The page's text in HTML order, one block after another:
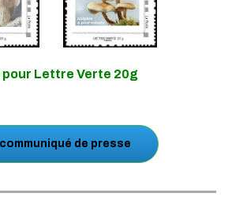
Lettre Verte 20g
de presse